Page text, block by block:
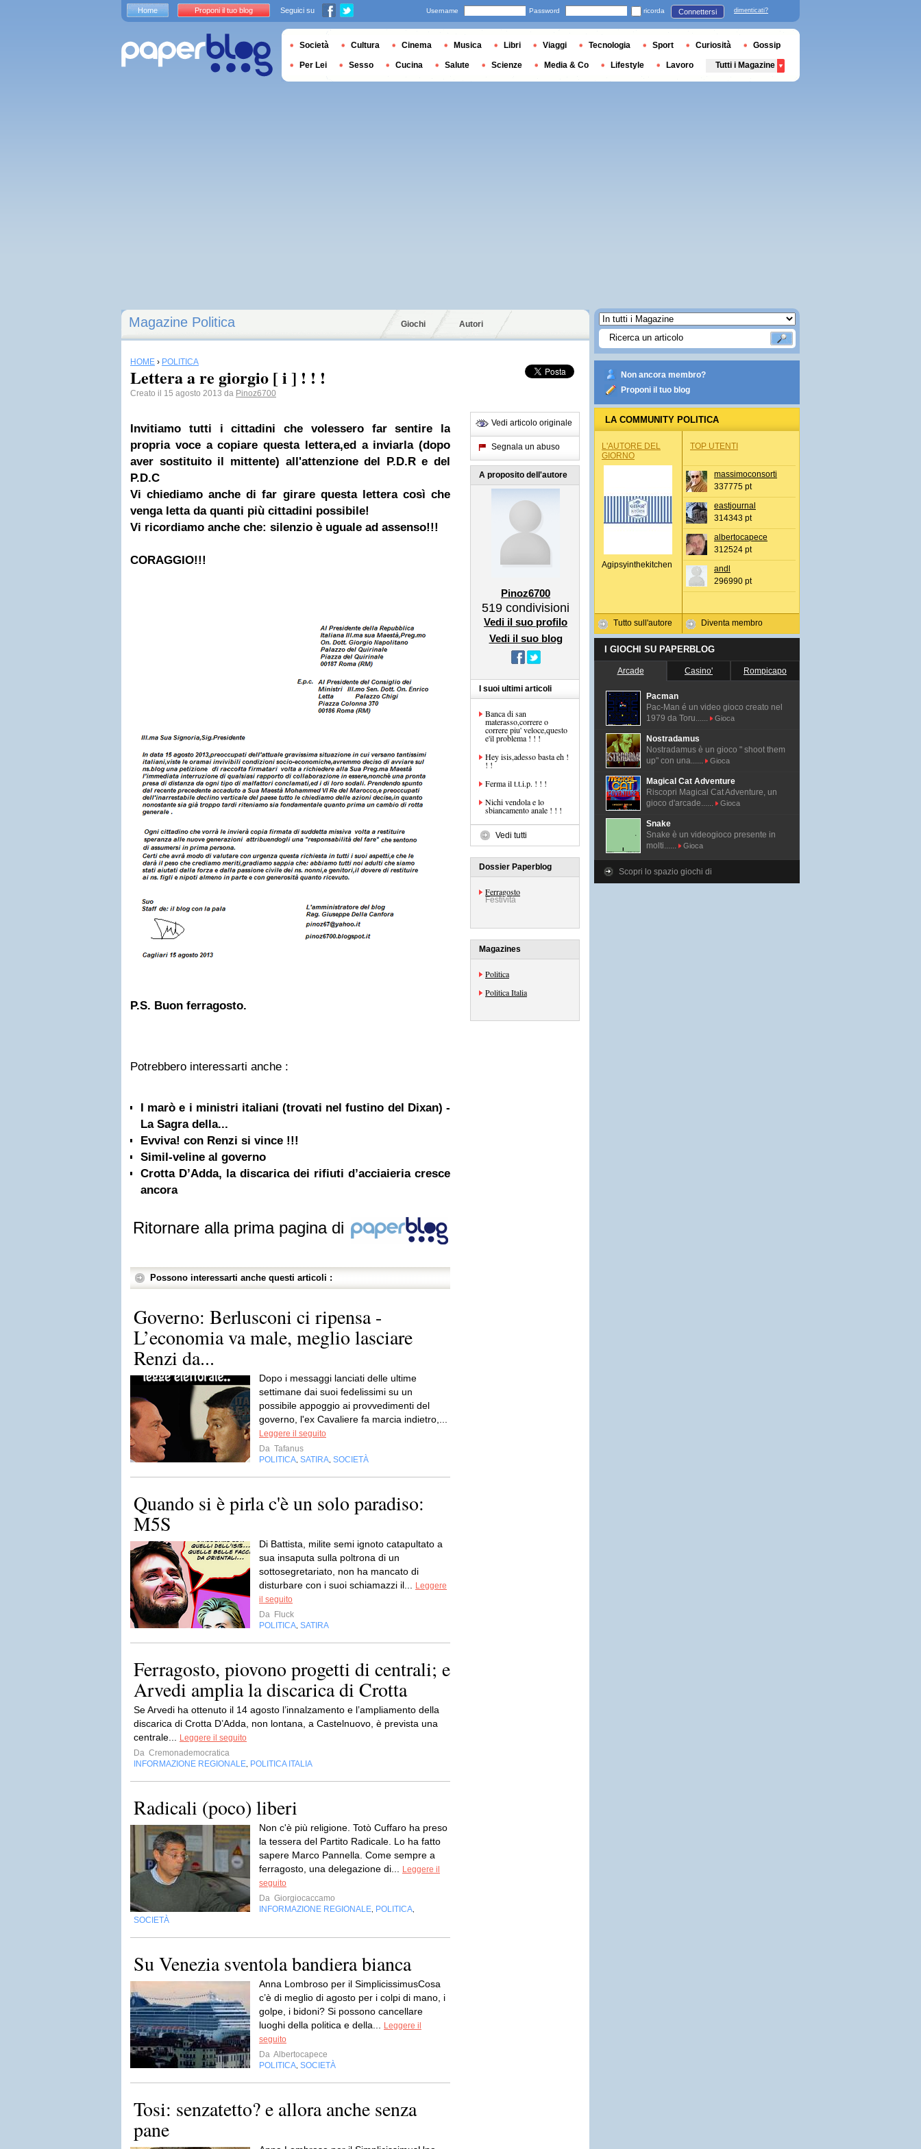
Magazine Politica Giochi Autori
HOME › POLITICA
Lettera a re giorgio [ i ] ! ! !
Creato il 15 agosto 2013 da Pinoz6700
Invitiamo tutti i cittadini che volessero far sentire la
propria voce a copiare questa lettera,ed a inviarla (dopo
aver sostituito il mittente) all'attenzione del P.D.R e del
P.D.C
Vi chiediamo anche di far girare questa lettera così che
venga letta da quanti più cittadini possibile!
Vi ricordiamo anche che: silenzio è uguale ad assenso!!!
CORAGGIO!!!
P.S. Buon ferragosto.
Potrebbero interessarti anche :
I marò e i ministri italiani (trovati nel fustino del Dixan) -
La Sagra della...
Evviva! con Renzi si vince !!!
Simil-veline al governo
Crotta D’Adda, la discarica dei rifiuti d’acciaieria cresce
ancora
Ritornare alla prima pagina di
Possono interessarti anche questi articoli :
Governo: Berlusconi ci ripensa -
L’economia va male, meglio lasciare
Renzi da...
Dopo i messaggi lanciati delle ultime
settimane dai suoi fedelissimi su un
possibile appoggio ai provvedimenti del
governo, l'ex Cavaliere fa marcia indietro,...
Leggere il seguito
Da Tafanus
POLITICA SATIRA SOCIETÀ
Quando si è pirla c'è un solo paradiso:
M5S
Di Battista, milite semi ignoto catapultato a
sua insaputa sulla poltrona di un
sottosegretariato, non ha mancato di
disturbare con i suoi schiamazzi il...
Leggere
il seguito
Da Fluck
POLITICA SATIRA
Ferragosto, piovono progetti di centrali; e
Arvedi amplia la discarica di Crotta
Se Arvedi ha ottenuto il 14 agosto l’innalzamento e l’ampliamento della
discarica di Crotta D’Adda, non lontana, a Castelnuovo, è prevista una
centrale...
Leggere il seguito
Da Cremonademocratica
INFORMAZIONE REGIONALE POLITICA ITALIA
Radicali (poco) liberi
Non c'è più religione. Totò Cuffaro ha preso
la tessera del Partito Radicale. Lo ha fatto
sapere Marco Pannella. Come sempre a
ferragosto, una delegazione di...
Leggere il
seguito
Da Giorgiocaccamo
INFORMAZIONE REGIONALE POLITICA
SOCIETÀ
Su Venezia sventola bandiera bianca
Anna Lombroso per il SimplicissimusCosa
c’è di meglio di agosto per i colpi di mano, i
golpe, i bidoni? Si possono cancellare
luoghi della politica e della...
Leggere il
seguito
Da Albertocapece
POLITICA SOCIETÀ
Tosi: senzatetto? e allora anche senza
pane
Vedi articolo originale
Segnala un abuso
A proposito dell'autore
Pinoz6700
519 condivisioni
Vedi il suo profilo
Vedi il suo blog
I suoi ultimi articoli
Banca di san
materasso,correre o
correre piu' veloce,questo
e'il problema ! ! !
Hey isis,adesso basta eh !
! !
Ferma il t.t.i.p. ! ! !
Nichi vendola e lo
sbiancamento anale ! ! !
Vedi tutti
Dossier Paperblog
Ferragosto
Festività
Magazines
Politica
Politica Italia
Non ancora membro?
Proponi il tuo blog
LA COMMUNITY POLITICA
L'AUTORE DEL
GIORNO
Agipsyinthekitchen
Tutto sull'autore
TOP UTENTI
massimoconsorti
337775 pt
eastjournal
314343 pt
albertocapece
312524 pt
andl
296990 pt
Diventa membro
I GIOCHI SU PAPERBLOG
Arcade Casino' Rompicapo
Pacman
Pac-Man é un video gioco creato nel
1979 da Toru......
Gioca
Nostradamus
Nostradamus è un gioco " shoot them
up" con una......
Gioca
Magical Cat Adventure
Riscopri Magical Cat Adventure, un
gioco d'arcade......
Gioca
Snake
Snake è un videogioco presente in
molti......
Gioca
Scopri lo spazio giochi di
Home Proponi il tuo blog Seguici su Username Password ricorda Connettersi dimenticati?
Società Cultura Cinema Musica Libri Viaggi Tecnologia Sport Curiosità Gossip
Per Lei Sesso Cucina Salute Scienze Media & Co Lifestyle Lavoro Tutti i Magazine